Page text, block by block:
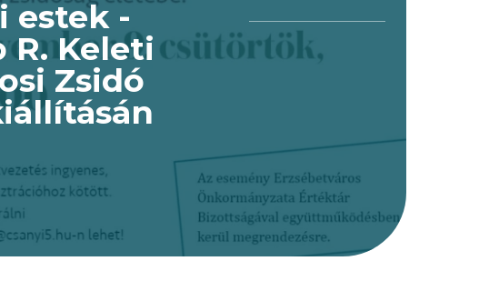
estek -
R. Keleti
Zsidó